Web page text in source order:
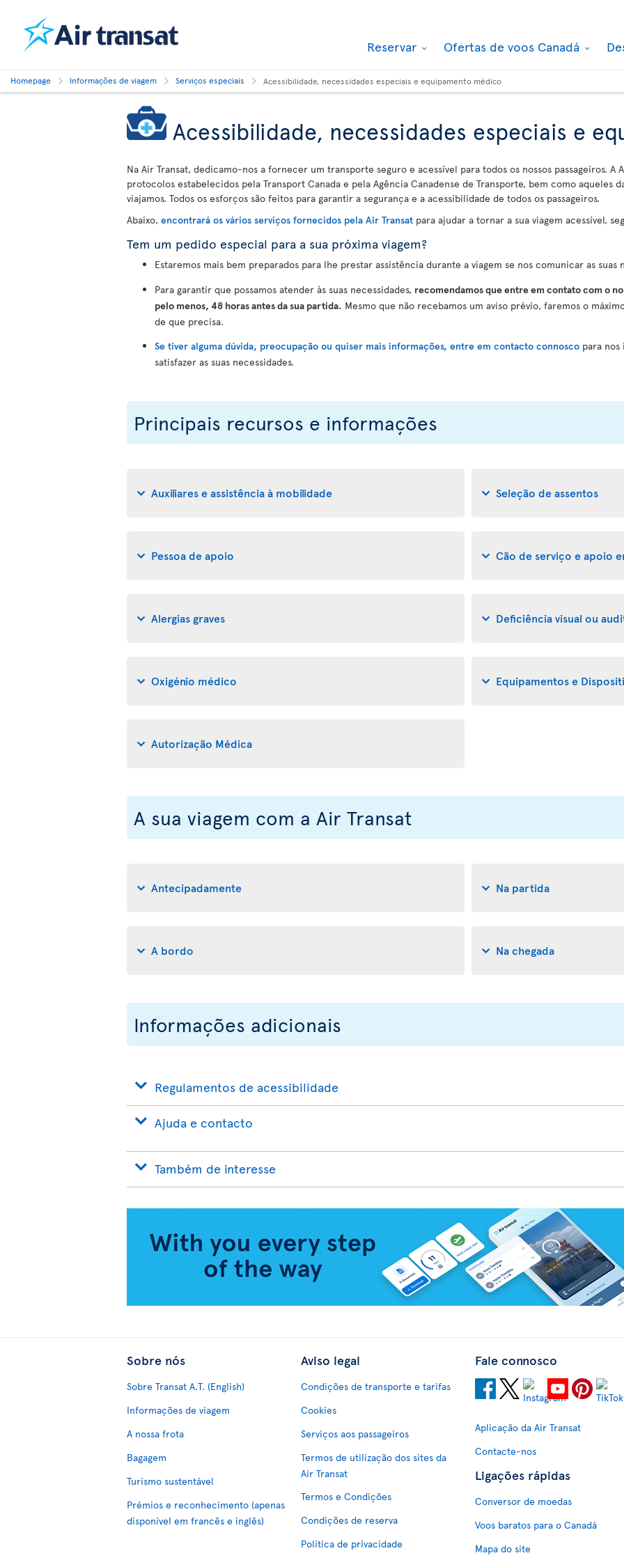
Reservar Ofertas de voos Canadá
Homepage Informações de viagem Serviços especiais Acessibilidade, necessidades especiais e equipamento médico
Acessibilidade, necessidades especiais e
Na Air Transat, dedicamo-nos a fornecer um transporte seguro e acessível para todos os nossos passageiros. A
protocolos estabelecidos pela Transport Canada e pela Agência Canadense de Transporte, bem como aqueles
viajamos. Todos os esforços são feitos para garantir a segurança e a acessibilidade de todos os passageiros.
Abaixo, encontrará os vários serviços fornecidos pela Air Transat para ajudar a tornar a sua viagem acessível,
Tem um pedido especial para a sua próxima viagem?
Estaremos mais bem preparados para lhe prestar assistência durante a viagem se nos comunicar as suas
Para garantir que possamos atender às suas necessidades, recomendamos que entre em contato com o
pelo menos, 48 horas antes da sua partida. Mesmo que não recebamos um aviso prévio, faremos o
de que precisa.
Se tiver alguma dúvida, preocupação ou quiser mais informações, entre em contacto connosco para nos
satisfazer as suas necessidades.
Principais recursos e informações
Auxiliares e assistência à mobilidade Seleção de assentos
Pessoa de apoio Cão de serviço e apoio
Alergias graves Deficiência visual ou
Oxigénio médico Equipamentos e
Autorização Médica
A sua viagem com a Air Transat
Antecipadamente Na partida
A bordo Na chegada
Informações adicionais
Regulamentos de acessibilidade
Ajuda e contacto
Também de interesse
Sobre nós
Sobre Transat A.T. (English)
Informações de viagem
A nossa frota
Bagagem
Turismo sustentável
Prémios e reconhecimento (apenas
disponível em francês e inglês)
Aviso legal
Condições de transporte e tarifas
Cookies
Serviços aos passageiros
Termos de utilização dos sites da
Air Transat
Termos e Condições
Condições de reserva
Política de privacidade
Fale connosco
Aplicação da Air Transat
Contacte-nos
Ligações rápidas
Conversor de moedas
Voos baratos para o Canadá
Mapa do site